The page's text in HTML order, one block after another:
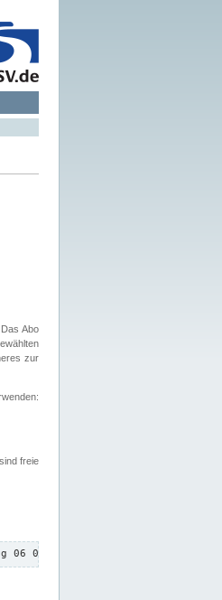
Abo
zur
freie
06 07:21:01 CEST 2026/down.txt"